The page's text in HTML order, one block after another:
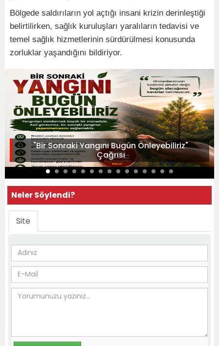
Bölgede saldırıların yol açtığı insani krizin derinleştiği
belirtilirken, sağlık kuruluşları yaralıların tedavisi ve
temel sağlık hizmetlerinin sürdürülmesi konusunda
zorluklar yaşandığını bildiriyor.
"Bir Sonraki Yangını Bugün Önleyebiliriz"
Çağrısı
Neler Söylendi?
Site